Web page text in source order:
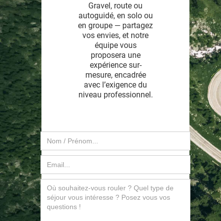
Gravel, route ou
autoguidé, en solo ou
en groupe — partagez
vos envies, et notre
équipe vous
proposera une
expérience sur-
mesure, encadrée
avec l’exigence du
niveau professionnel.